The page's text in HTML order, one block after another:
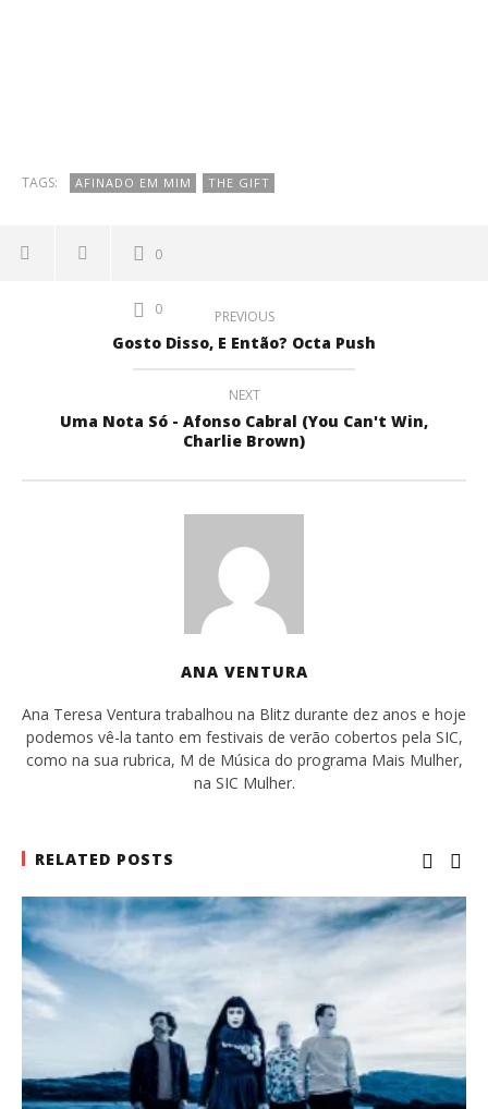
TAGS: AFINADO EM MIM THE GIFT
0
0 PREVIOUS
Gosto Disso, E Então? Octa Push
NEXT
Uma Nota Só - Afonso Cabral (You Can't Win,
Charlie Brown)
ANA VENTURA
Ana Teresa Ventura trabalhou na Blitz durante dez anos e hoje
podemos vê-la tanto em festivais de verão cobertos pela SIC,
como na sua rubrica, M de Música do programa Mais Mulher,
na SIC Mulher.
RELATED POSTS